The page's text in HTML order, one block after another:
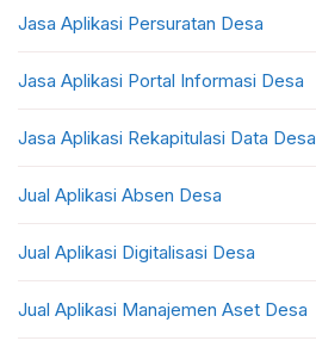
Jasa Aplikasi Persuratan Desa
Jasa Aplikasi Portal Informasi Desa
Jasa Aplikasi Rekapitulasi Data Desa
Jual Aplikasi Absen Desa
Jual Aplikasi Digitalisasi Desa
Jual Aplikasi Manajemen Aset Desa